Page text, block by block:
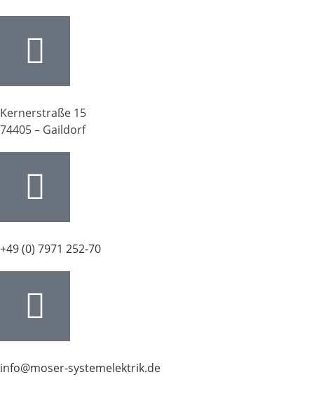
Kernerstraße 15
74405 – Gaildorf
+49 (0) 7971 252-70
info@moser-systemelektrik.de